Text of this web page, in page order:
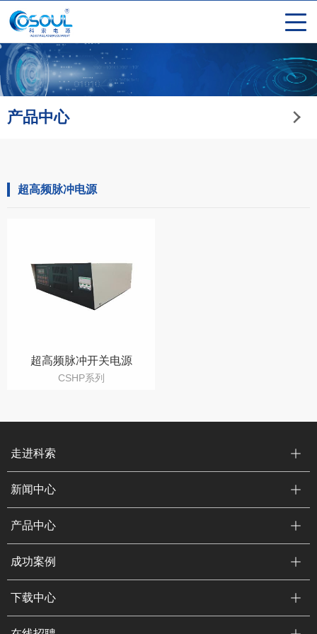
产品中心
超高频脉冲电源
超高频脉冲开关电源
CSHP系列
走进科索
新闻中心
产品中心
成功案例
下载中心